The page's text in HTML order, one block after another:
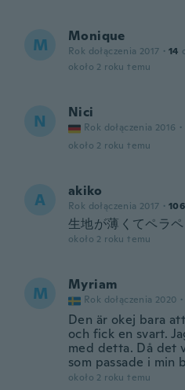
M Monique
Rok dołączenia 2017 · 14
około 2 roku temu
N Nici
Rok dołączenia 2016 ·
około 2 roku temu
A akiko
Rok dołączenia 2017 · 106
生地が薄くてペラ
około 2 roku temu
M Myriam
Rok dołączenia 2020 ·
Den är okej bara
och fick en svart.
med detta. Då det
som passade i min
około 2 roku temu